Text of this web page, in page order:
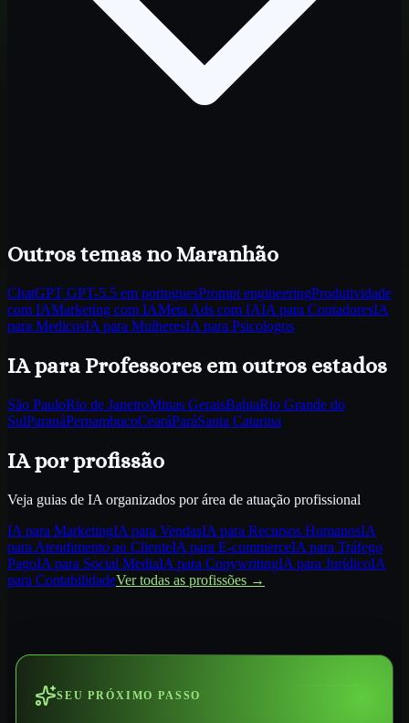
Outros temas no Maranhão
ChatGPT GPT-5.5 em portuguesPrompt engineeringProdutividade
com IAMarketing com IAMeta Ads com IAIA para ContadoresIA
para MedicosIA para MulheresIA para Psicologos
IA para Professores em outros estados
São PauloRio de JaneiroMinas GeraisBahiaRio Grande do
SulParanáPernambucoCearáParáSanta Catarina
IA por profissão
Veja guias de IA organizados por área de atuação profissional
IA para MarketingIA para VendasIA para Recursos HumanosIA
para Atendimento ao ClienteIA para E-commerceIA para Tráfego
PagoIA para Social MediaIA para CopywritingIA para JurídicoIA
para ContabilidadeVer todas as profissões →
SEU PRÓXIMO PASSO